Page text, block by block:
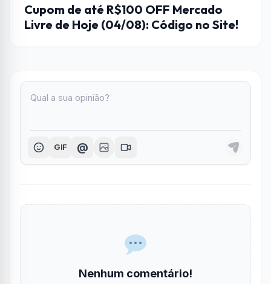
CUPONS DE DESCONTO
Cupom de até R$100 OFF Mercado
Livre de Hoje (04/08): Código no Site!
GIF @
Nenhum comentário!